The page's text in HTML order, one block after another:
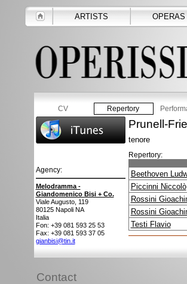
ARTISTS OPERAS
CV Repertory
Agency:
Melodramma -
Giandomenico Bisi + Co.
Viale Augusto, 119
80125 Napoli NA
Italia
Fon: +39 081 593 25 53
Fax: +39 081 593 37 05
gianbisi@tin.it
Prunell-
tenore
Repertory:
Beethoven
Piccinni Niccolò
Rossini
Rossini
Testi Flavio
Contact